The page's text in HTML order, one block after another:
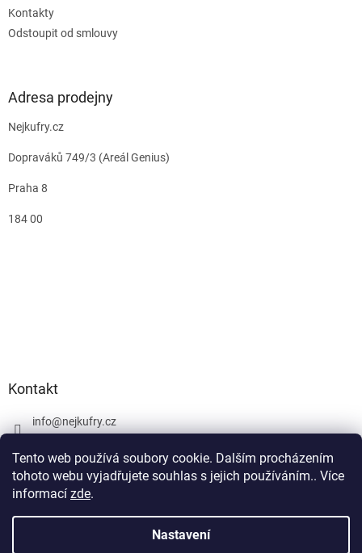
Tento web používá soubory cookie. Dalším procházením
tohoto webu vyjadřujete souhlas s jejich používáním.. Více
informací zde.
Nastavení
Kontakty
Odstoupit od smlouvy
Adresa prodejny
Nejkufry.cz
Dopraváků 749/3 (Areál Genius)
Praha 8
184 00
Kontakt
info@nejkufry.cz
Facebook
Vytvořil Shoptet Premium